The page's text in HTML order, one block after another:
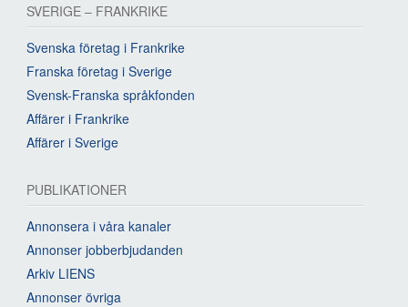
SVERIGE – FRANKRIKE
Svenska företag i Frankrike
Franska företag i Sverige
Svensk-Franska språkfonden
Affärer i Frankrike
Affärer i Sverige
PUBLIKATIONER
Annonsera i våra kanaler
Annonser jobberbjudanden
Arkiv LIENS
Annonser övriga